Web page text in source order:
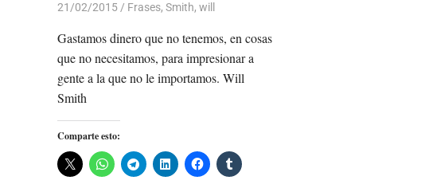
21/02/2015 Luis Castellanos
Frases, Smith, will
Gastamos dinero que no tenemos, en cosas
que no necesitamos, para impresionar a
gente a la que no le importamos. Will
Smith
Comparte esto: